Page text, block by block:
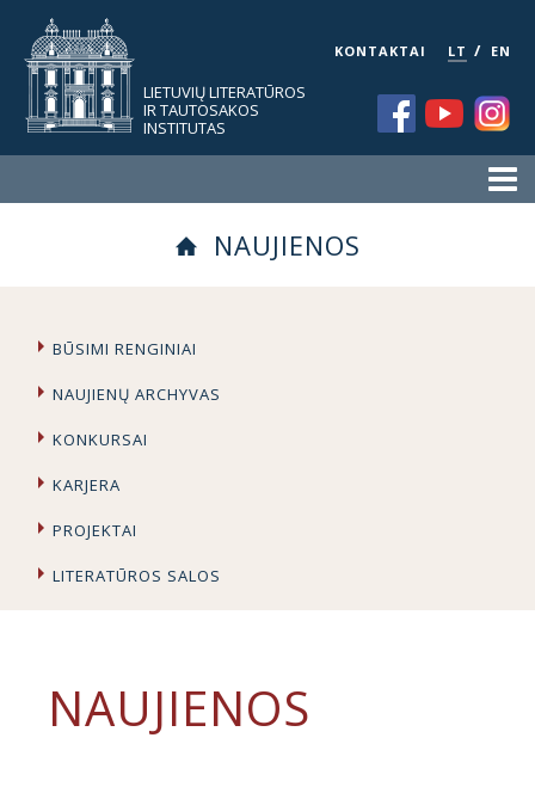
LIETUVIŲ LITERATŪROS
IR TAUTOSAKOS
INSTITUTAS
KONTAKTAI LT / EN
NAUJIENOS
BŪSIMI RENGINIAI
NAUJIENŲ ARCHYVAS
KONKURSAI
KARJERA
PROJEKTAI
LITERATŪROS SALOS
NAUJIENOS